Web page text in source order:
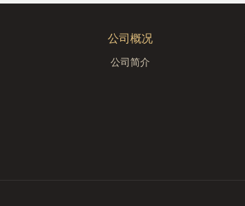
公司概况
公司简介